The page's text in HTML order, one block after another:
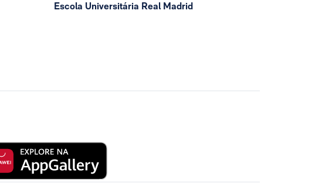
Escola Universitária Real Madrid